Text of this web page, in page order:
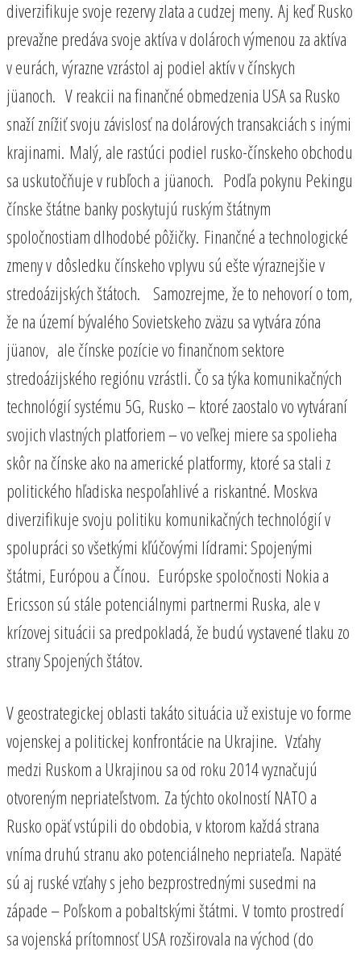
diverzifikuje svoje rezervy zlata a cudzej meny. Aj keď Rusko
prevažne predáva svoje aktíva v dolároch výmenou za aktíva
v eurách, výrazne vzrástol aj podiel aktív v čínskych
jüanoch. V reakcii na finančné obmedzenia USA sa Rusko
snaží znížiť svoju závislosť na dolárových transakciách s inými
krajinami. Malý, ale rastúci podiel rusko-čínskeho obchodu
sa uskutočňuje v rubľoch a jüanoch. Podľa pokynu Pekingu
čínske štátne banky poskytujú ruským štátnym
spoločnostiam dlhodobé pôžičky. Finančné a technologické
zmeny v dôsledku čínskeho vplyvu sú ešte výraznejšie v
stredoázijských štátoch. Samozrejme, že to nehovorí o tom,
že na území bývalého Sovietskeho zväzu sa vytvára zóna
jüanov, ale čínske pozície vo finančnom sektore
stredoázijského regiónu vzrástli. Čo sa týka komunikačných
technológií systému 5G, Rusko – ktoré zaostalo vo vytváraní
svojich vlastných platforiem – vo veľkej miere sa spolieha
skôr na čínske ako na americké platformy, ktoré sa stali z
politického hľadiska nespoľahlivé a riskantné. Moskva
diverzifikuje svoju politiku komunikačných technológií v
spolupráci so všetkými kľúčovými lídrami: Spojenými
štátmi, Európou a Čínou. Európske spoločnosti Nokia a
Ericsson sú stále potenciálnymi partnermi Ruska, ale v
krízovej situácii sa predpokladá, že budú vystavené tlaku zo
strany Spojených štátov.
V geostrategickej oblasti takáto situácia už existuje vo forme
vojenskej a politickej konfrontácie na Ukrajine. Vzťahy
medzi Ruskom a Ukrajinou sa od roku 2014 vyznačujú
otvoreným nepriateľstvom. Za týchto okolností NATO a
Rusko opäť vstúpili do obdobia, v ktorom každá strana
vníma druhú stranu ako potenciálneho nepriateľa. Napäté
sú aj ruské vzťahy s jeho bezprostrednými susedmi na
západe – Poľskom a pobaltskými štátmi. V tomto prostredí
sa vojenská prítomnosť USA rozširovala na východ (do